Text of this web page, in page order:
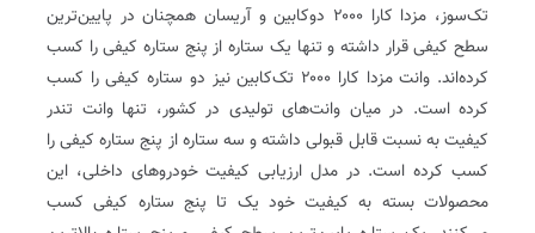
تک‌سوز، مزدا کارا ۲۰۰۰ دوکابین و آریسان همچنان در پایین‌ترین
سطح کیفی قرار داشته و تنها یک ستاره از پنج ستاره کیفی را کسب
کرده‌اند. وانت مزدا کارا ۲۰۰۰ تک‌کابین نیز دو ستاره کیفی را کسب
کرده است. در میان وانت‌های تولیدی در کشور، تنها وانت تندر
کیفیت به نسبت قابل قبولی داشته و سه ستاره از پنج ستاره کیفی را
کسب کرده است. در مدل ارزیابی کیفیت خودروهای داخلی، این
محصولات بسته به کیفیت خود یک تا پنج ستاره کیفی کسب